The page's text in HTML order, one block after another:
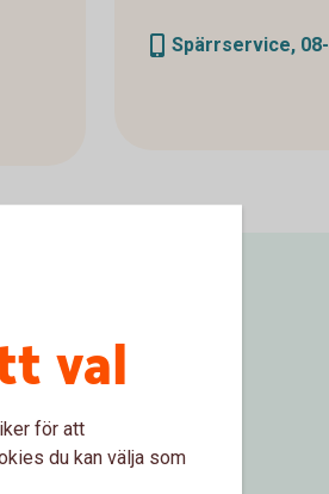
Spärrservice, 08-
val
för att
du kan välja som